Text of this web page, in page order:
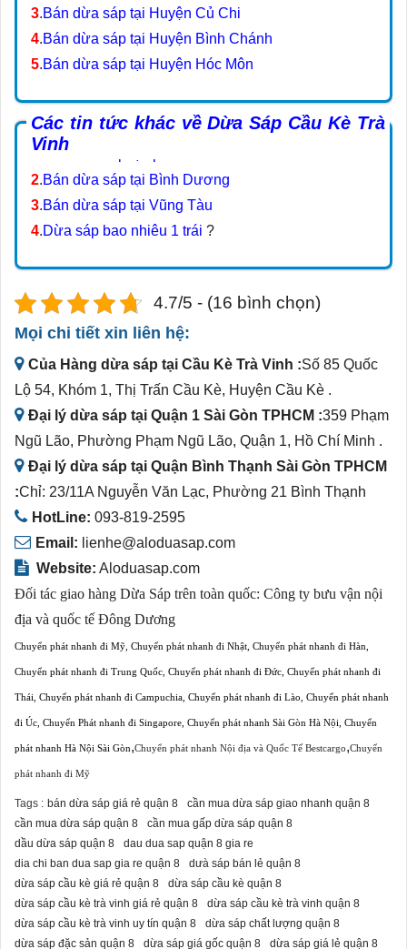
3.Bán dừa sáp tại Huyện Củ Chi
4.Bán dừa sáp tại Huyện Bình Chánh
5.Bán dừa sáp tại Huyện Hóc Môn
Các tin tức khác về Dừa Sáp Cầu Kè Trà
Vinh
1 .Bán dừa sáp tại tphcm
2.Bán dừa sáp tại Bình Dương
3.Bán dừa sáp tại Vũng Tàu
4.Dừa sáp bao nhiêu 1 trái ?
4.7/5 - (16 bình chọn)
Mọi chi tiết xin liên hệ:
Của Hàng dừa sáp tại Cầu Kè Trà Vinh :Số 85 Quốc
Lộ 54, Khóm 1, Thị Trấn Cầu Kè, Huyện Cầu Kè .
Đại lý dừa sáp tại Quận 1 Sài Gòn TPHCM :359 Phạm
Ngũ Lão, Phường Phạm Ngũ Lão, Quận 1, Hồ Chí Minh .
Đại lý dừa sáp tại Quận Bình Thạnh Sài Gòn TPHCM
:Chỉ: 23/11A Nguyễn Văn Lạc, Phường 21 Bình Thạnh
HotLine: 093-819-2595
Email: lienhe@aloduasap.com
Website: Aloduasap.com
Đối tác giao hàng Dừa Sáp trên toàn quốc: Công ty bưu vận nội
địa và quốc tế Đông Dương
Chuyển phát nhanh đi Mỹ Chuyển phát nhanh đi Nhật Chuyển phát nhanh đi Hàn
Chuyển phát nhanh đi Trung Quốc Chuyển phát nhanh đi Đức Chuyển phát nhanh đi
Thái Chuyển phát nhanh đi Campuchia Chuyển phát nhanh đi Lào Chuyển phát nhanh
đi Úc Chuyển Phát nhanh đi Singapore Chuyển phát nhanh Sài Gòn Hà Nội Chuyển
phát nhanh Hà Nội Sài Gòn,Chuyển phát nhanh Nội địa và Quốc Tế Bestcargo,Chuyển
phát nhanh đi Mỹ
Tags : bán dừa sáp giá rẻ quận 8
cần mua dừa sáp giao nhanh quận 8
cần mua dừa sáp quận 8
cần mua gấp dừa sáp quận 8
dầu dừa sáp quận 8
dau dua sap quận 8 gia re
dia chi ban dua sap gia re quận 8
dưà sáp bán lẻ quận 8
dừa sáp cầu kè giá rẻ quận 8
dừa sáp cầu kè quận 8
dừa sáp cầu kè trà vinh giá rẻ quận 8
dừa sáp cầu kè trà vinh quận 8
dừa sáp cầu kè trà vinh uy tín quận 8
dừa sáp chất lượng quận 8
dừa sáp đặc sản quận 8
dừa sáp giá gốc quận 8
dừa sáp giá lẻ quận 8